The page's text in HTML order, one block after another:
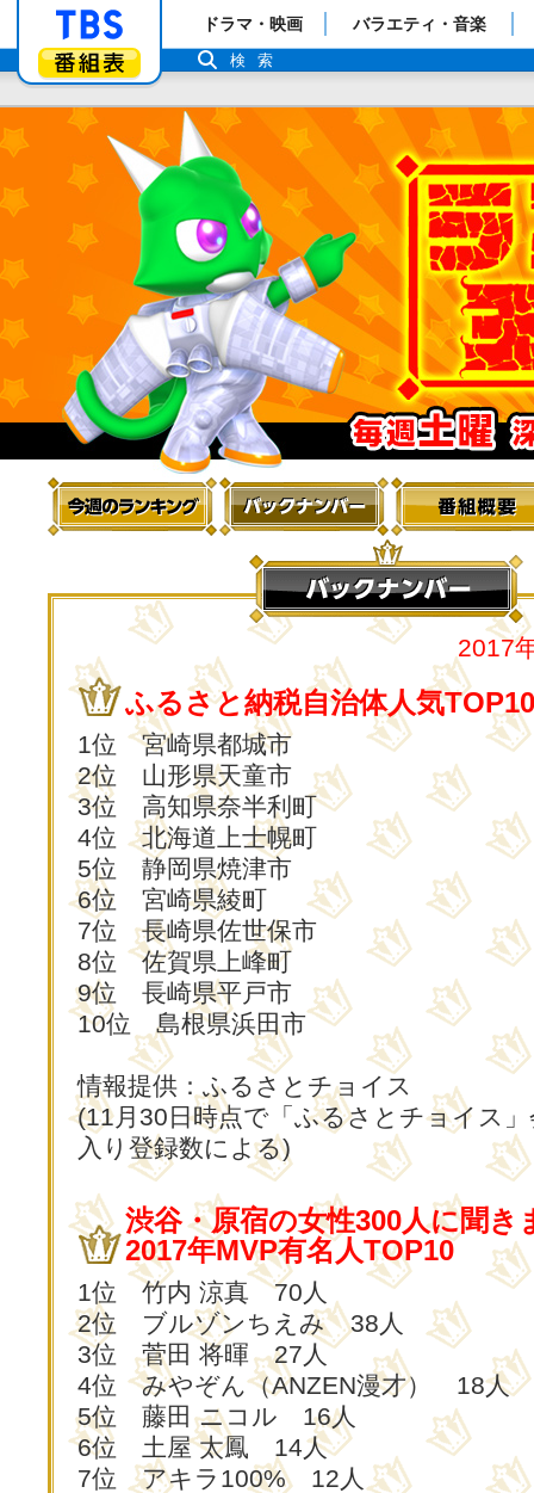
「TBSテレビ」トップページ
番組表
ドラマ・映画 バラエティ・音楽
検索
2017
ふるさと納税自治体人気TOP10
1位 宮崎県都城市
2位 山形県天童市
3位 高知県奈半利町
4位 北海道上士幌町
5位 静岡県焼津市
6位 宮崎県綾町
7位 長崎県佐世保市
8位 佐賀県上峰町
9位 長崎県平戸市
10位 島根県浜田市
情報提供：ふるさとチョイス
(11月30日時点で「ふるさとチョイス
入り登録数による)
渋谷・原宿の女性300人に聞き
2017年MVP有名人TOP10
1位 竹内 涼真 70人
2位 ブルゾンちえみ 38人
3位 菅田 将暉 27人
4位 みやぞん（ANZEN漫才） 18人
5位 藤田 ニコル 16人
6位 土屋 太鳳 14人
7位 アキラ100% 12人